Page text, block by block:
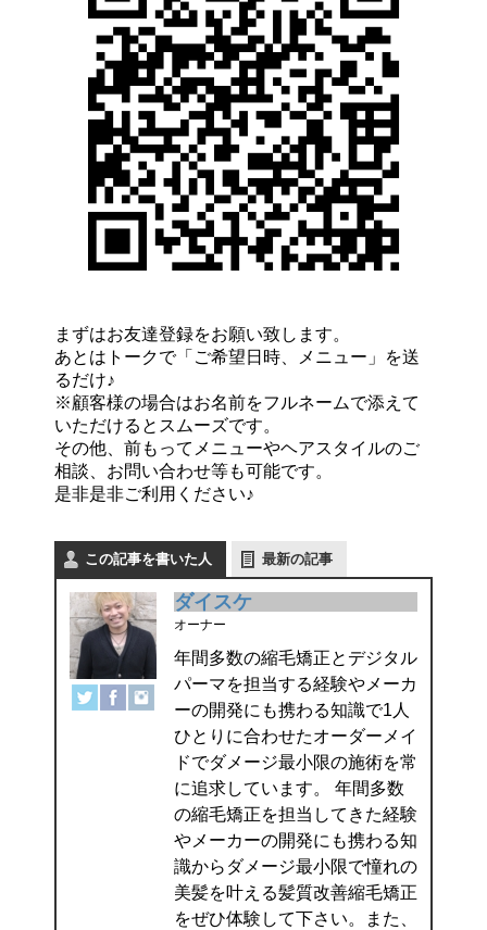
まずはお友達登録をお願い致します。
あとはトークで「ご希望日時、メニュー」を送
るだけ♪
※顧客様の場合はお名前をフルネームで添えて
いただけるとスムーズです。
その他、前もってメニューやヘアスタイルのご
相談、お問い合わせ等も可能です。
是非是非ご利用ください♪
この記事を書いた人 最新の記事
ダイスケ
オーナー
年間多数の縮毛矯正とデジタル
パーマを担当する経験やメーカ
ーの開発にも携わる知識で1人
ひとりに合わせたオーダーメイ
ドでダメージ最小限の施術を常
に追求しています。 年間多数
の縮毛矯正を担当してきた経験
やメーカーの開発にも携わる知
識からダメージ最小限で憧れの
美髪を叶える髪質改善縮毛矯正
をぜひ体験して下さい。また、